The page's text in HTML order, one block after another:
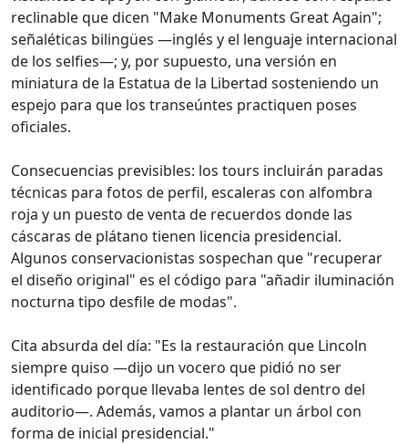
reclinable que dicen "Make Monuments Great Again";
señaléticas bilingües —inglés y el lenguaje internacional
de los selfies—; y, por supuesto, una versión en
miniatura de la Estatua de la Libertad sosteniendo un
espejo para que los transeúntes practiquen poses
oficiales.
Consecuencias previsibles: los tours incluirán paradas
técnicas para fotos de perfil, escaleras con alfombra
roja y un puesto de venta de recuerdos donde las
cáscaras de plátano tienen licencia presidencial.
Algunos conservacionistas sospechan que "recuperar
el diseño original" es el código para "añadir iluminación
nocturna tipo desfile de modas".
Cita absurda del día: "Es la restauración que Lincoln
siempre quiso —dijo un vocero que pidió no ser
identificado porque llevaba lentes de sol dentro del
auditorio—. Además, vamos a plantar un árbol con
forma de inicial presidencial."